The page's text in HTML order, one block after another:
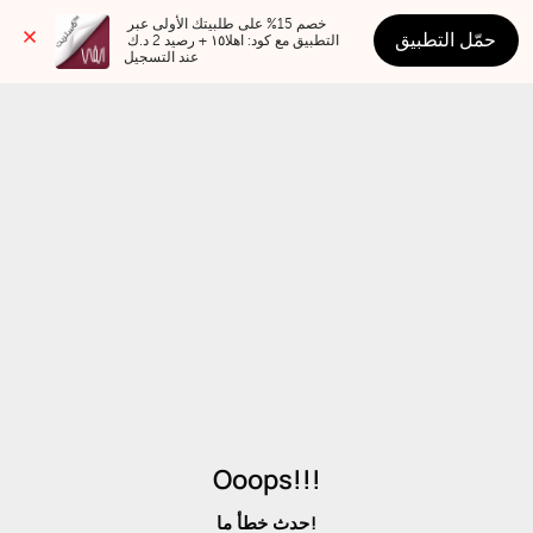
عند التسجيل
حمّل التطبيق
Ooops!!!
حدث خطأ ما!